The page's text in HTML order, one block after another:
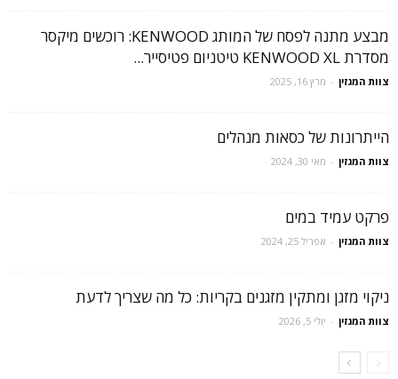
מבצע מתנה לפסח של המותג KENWOOD: רוכשים מיקסר
מסדרת KENWOOD XL טיטניום פטיסייר...
צוות המגזין - מרץ 16, 2025
הייתרונות של כסאות מנהלים
צוות המגזין - מאי 30, 2024
פרקט עמיד במים
צוות המגזין - אפריל 25, 2024
ניקוי מזגן ומתקין מזגנים בקריות: כל מה שצריך לדעת
צוות המגזין - יולי 5, 2026